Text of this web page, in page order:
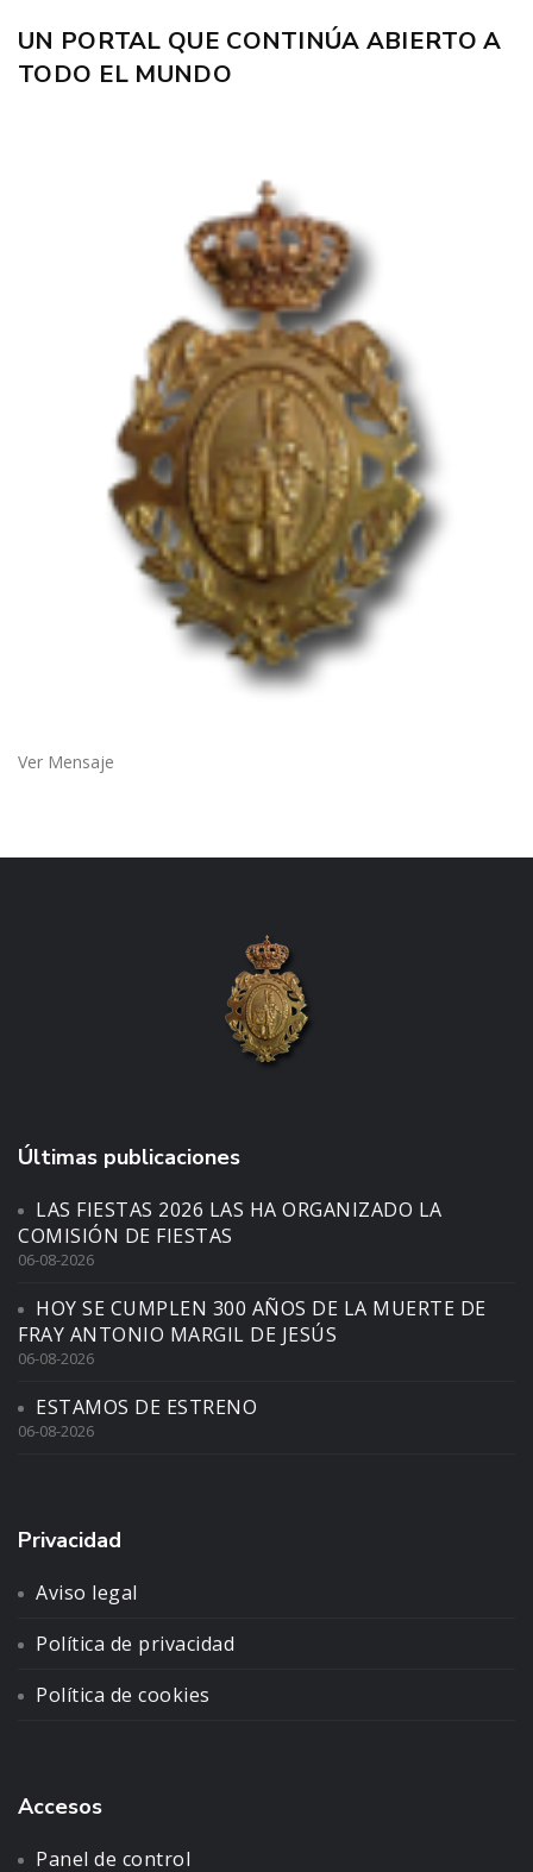
UN PORTAL QUE CONTINÚA ABIERTO A
TODO EL MUNDO
Ver Mensaje
Últimas publicaciones
LAS FIESTAS 2026 LAS HA ORGANIZADO LA
COMISIÓN DE FIESTAS
06-08-2026
HOY SE CUMPLEN 300 AÑOS DE LA MUERTE DE
FRAY ANTONIO MARGIL DE JESÚS
06-08-2026
ESTAMOS DE ESTRENO
06-08-2026
Privacidad
Aviso legal
Política de privacidad
Política de cookies
Accesos
Panel de control